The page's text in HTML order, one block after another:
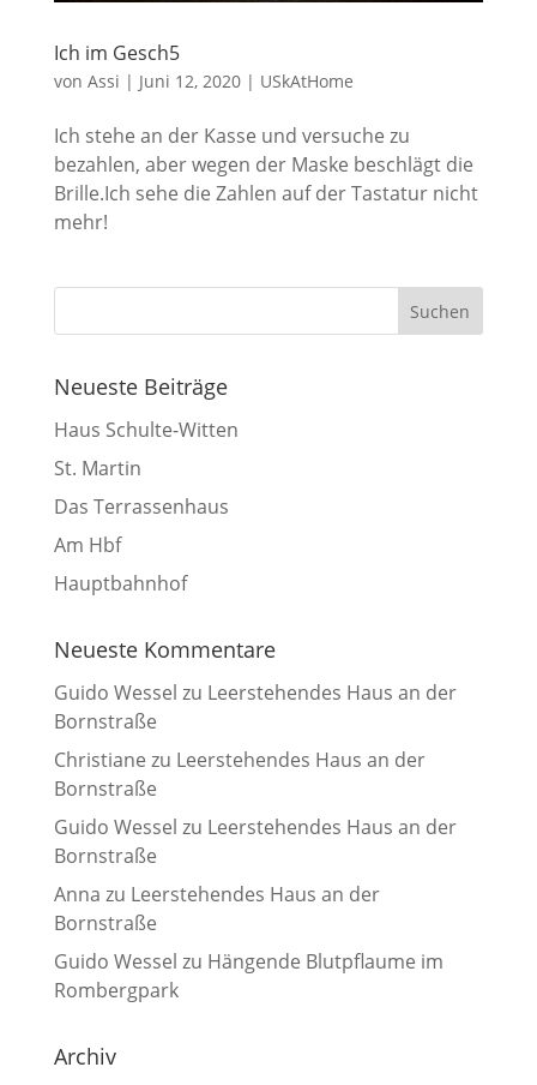
Ich im Gesch5
von Assi | Juni 12, 2020| USkAtHome
Ich stehe an der Kasse und versuche zu
bezahlen, aber wegen der Maske beschlägt die
Brille.Ich sehe die Zahlen auf der Tastatur nicht
mehr!
Neueste Beiträge
Haus Schulte-Witten
St. Martin
Das Terrassenhaus
Am Hbf
Hauptbahnhof
Neueste Kommentare
Guido Wessel zu Leerstehendes Haus an der
Bornstraße
Christiane zu Leerstehendes Haus an der
Bornstraße
Guido Wessel zu Leerstehendes Haus an der
Bornstraße
Anna zu Leerstehendes Haus an der
Bornstraße
Guido Wessel zu Hängende Blutpflaume im
Rombergpark
Archiv